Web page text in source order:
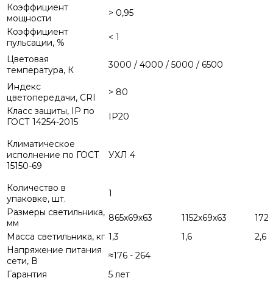
Коэффициент
мощности
> 0,95
Коэффициент
пульсации, %
< 1
Цветовая
температура, К
3000 / 4000 / 5000 / 6500
Индекс
цветопередачи, CRI
> 80
Класс защиты, IP по
ГОСТ 14254-2015
IP20
Климатическое
исполнение по ГОСТ
15150-69
УХЛ 4
Количество в
упаковке, шт.
1
Размеры светильника,
мм
865х69х63 1152х69х63
Масса светильника, кг 1,3 1,6
2,6
Напряжение питания
сети, В
≈176 - 264
Гарантия
5 лет